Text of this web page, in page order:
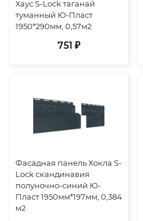
Хаус S-Lock таганай
туманный Ю-Пласт
1950*290мм, 0,57м2
751 ₽
Фасадная панель Хокла S-
Lock скандинавия
полуночно-синий Ю-
Пласт 1950мм*197мм, 0,384
м2